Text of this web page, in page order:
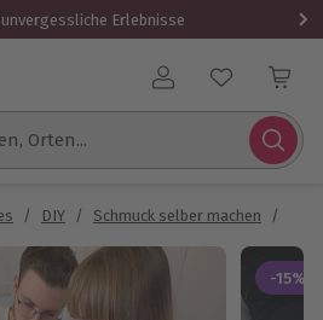
Erlebnisse
Benutzerkonto
Orten...
/ DIY / Schmuck selber machen /
-15%